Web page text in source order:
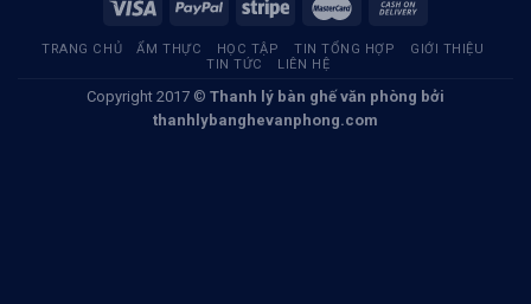
TRANG CHỦ ẨM THỰC HỌC TẬP TIN TỔNG HỢP
GIỚI THIỆU
TIN TỨC
LIÊN HỆ
Copyright 2017 © Thanh lý bàn ghế văn phòng bởi
thanhlybanghevanphong.com